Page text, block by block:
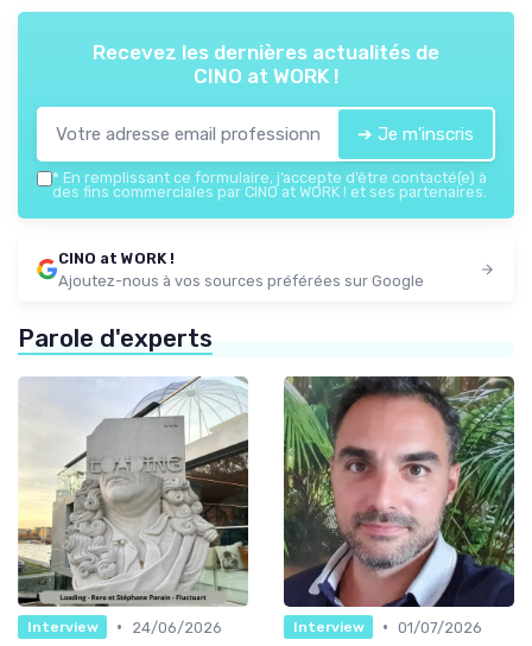
Recevez les dernières actualités de
CINO at WORK !
➔ Je m'inscris
* En remplissant ce formulaire, j’accepte d’être contacté(e) à
des fins commerciales par CINO at WORK ! et ses partenaires.
CINO at WORK !
Ajoutez-nous à vos sources préférées sur Google
Parole d'experts
Interview •
24/06/2026
Interview • 01/07/2026